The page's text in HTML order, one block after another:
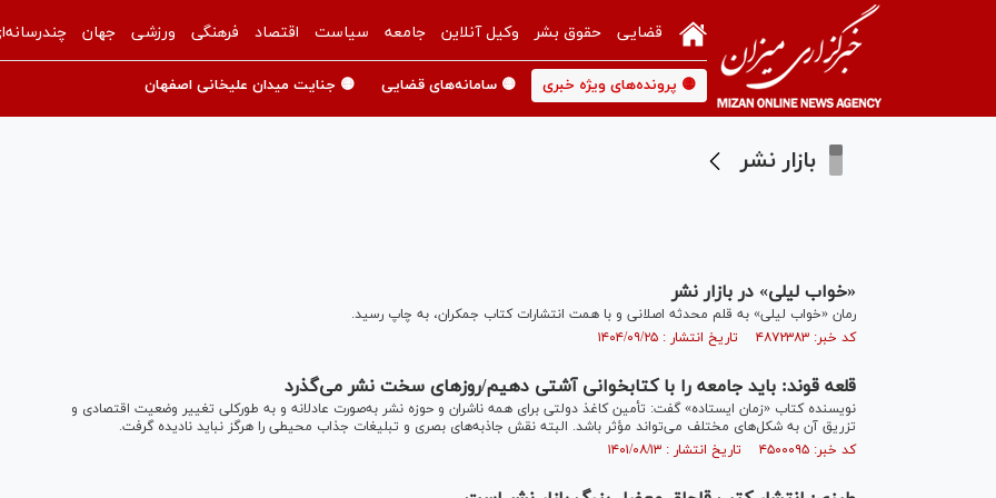
قضایی حقوق بشر وکیل آنلاین جامعه سیاست اقتصاد فرهنگی ورزشی جهان
🟡 پرونده‌های ویژه خبری 🟡 سامانه‌های قضایی 🟡 جنایت میدان علیخانی اصفهان
بازار نشر
«خواب لیلی» در بازار نشر
رمان «خواب لیلی» به قلم محدثه اصلانی و با همت انتشارات کتاب جمکران، به چاپ رسید.
کد خبر: ۴۸۷۲۳۸۳ تاریخ انتشار : ۱۴۰۴/۰۹/۲۵
قلعه قوند: باید جامعه را با کتابخوانی آشتی دهیم/روزهای سخت نشر می‌گذرد
نویسنده کتاب «زمان ایستاده» گفت: تأمین کاغذ دولتی برای همه ناشران و حوزه نشر به‌صورت عادلانه و به‌ طورکلی تغییر وضعیت اقتصادی و
تزریق آن به شکل‌های مختلف می‌تواند مؤثر باشد. البته نقش جاذبه‌های بصری و تبلیغات جذاب محیطی را هرگز نباید نادیده گرفت.
کد خبر: ۴۵۰۰۰۹۵ تاریخ انتشار : ۱۴۰۱/۰۸/۱۳